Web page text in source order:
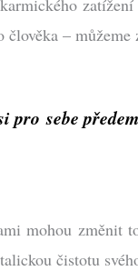
–
pro sebe
mohou
čistotu